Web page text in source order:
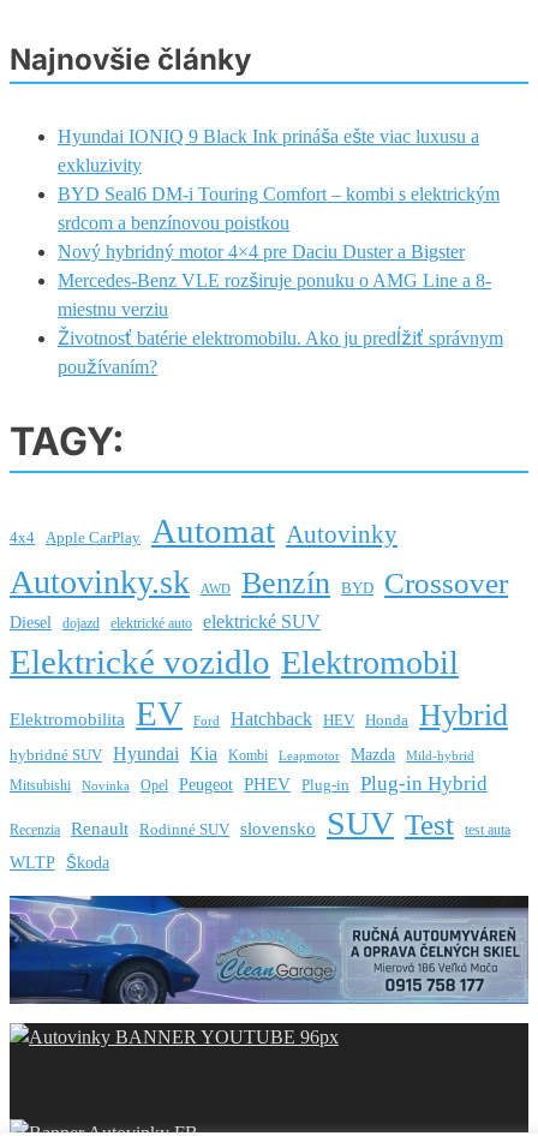
Najnovšie články
Hyundai IONIQ 9 Black Ink prináša ešte viac luxusu a
exkluzivity
BYD Seal6 DM-i Touring Comfort – kombi s elektrickým
srdcom a benzínovou poistkou
Nový hybridný motor 4×4 pre Daciu Duster a Bigster
Mercedes-Benz VLE rozširuje ponuku o AMG Line a 8-
miestnu verziu
Životnosť batérie elektromobilu. Ako ju predĺžiť správnym
používaním?
TAGY:
4x4 Apple CarPlay Automat Autovinky
Autovinky.sk AWD Benzín BYD Crossover
Diesel dojazd elektrické auto elektrické SUV
Elektrické vozidlo Elektromobil
Elektromobilita EV Ford Hatchback HEV Honda Hybrid
hybridné SUV Hyundai Kia Kombi Leapmotor Mazda Mild-hybrid
Mitsubishi Novinka Opel Peugeot PHEV Plug-in Plug-in Hybrid
Recenzia Renault Rodinné SUV slovensko SUV Test test auta
WLTP Škoda